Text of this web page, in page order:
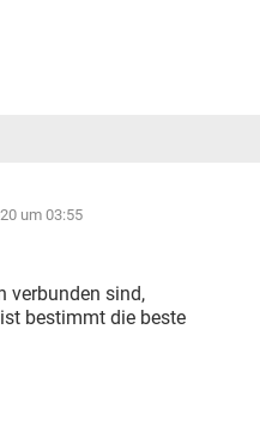
um 03:55
verbunden sind,
bestimmt die beste